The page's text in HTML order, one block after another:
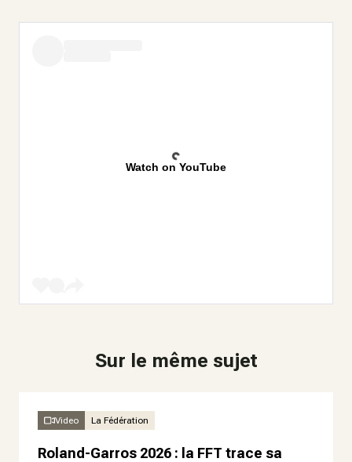
Watch on YouTube
Sur le même sujet
Video La Fédération
Roland-Garros 2026 : la FFT trace sa